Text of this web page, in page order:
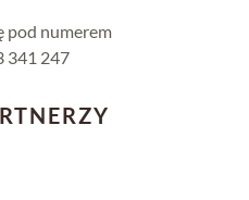
pod numerem
341 247